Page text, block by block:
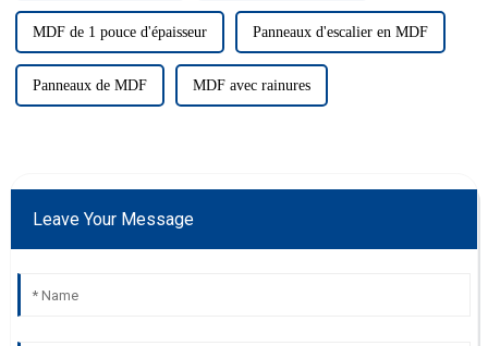
MDF de 1 pouce d'épaisseur Panneaux d'escalier en MDF
Panneaux de MDF MDF avec rainures
Leave Your Message